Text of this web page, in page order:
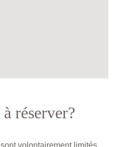
réserver?
sont volontairement limités